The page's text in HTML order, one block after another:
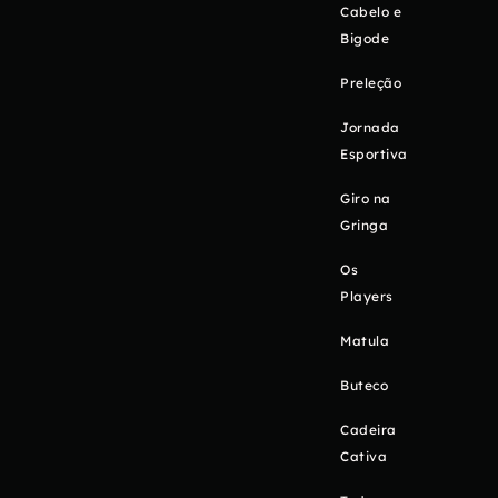
Cabelo e
Bigode
Preleção
Jornada
Esportiva
Giro na
Gringa
Os
Players
Matula
Buteco
Cadeira
Cativa